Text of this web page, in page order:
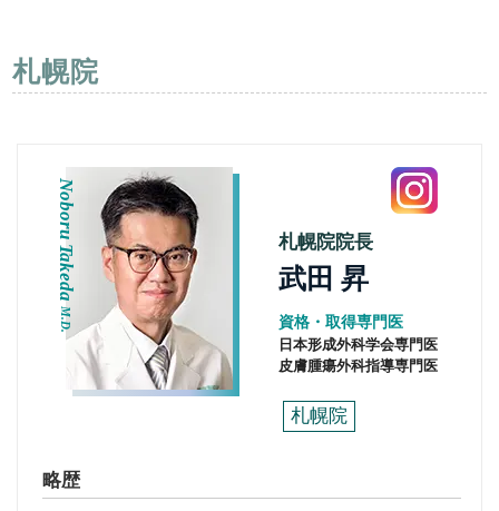
札幌院
Noboru Takeda
M.D.
札幌院院長
武田 昇
資格・取得専門医
日本形成外科学会専門医
皮膚腫瘍外科指導専門医
札幌院
略歴